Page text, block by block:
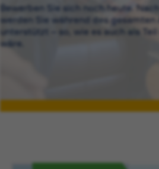
Bewerben Sie sich noch heute.
werden Sie während des
unterstützt – so, wie es auch als
wäre.